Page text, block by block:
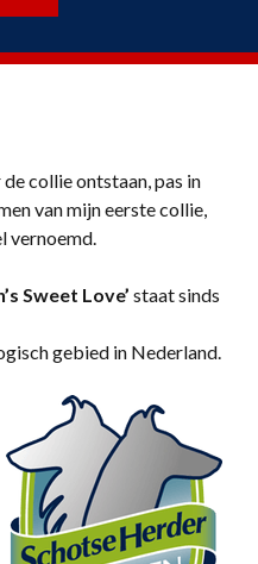
collie ontstaan, pas in
van mijn eerste collie,
vernoemd.
Sweet Love’ staat sinds
gebied in Nederland.